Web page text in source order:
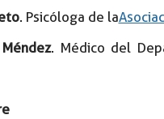
. Psicóloga de la
. Médico del